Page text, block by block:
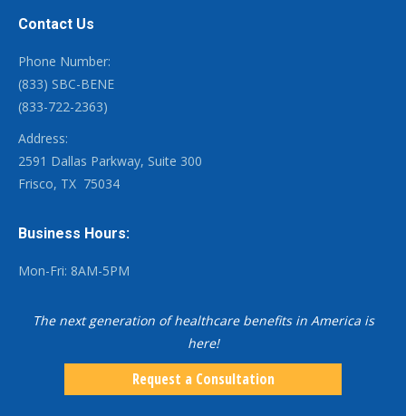
Contact Us
Phone Number:
(833) SBC-BENE
(833-722-2363)
Address:
2591 Dallas Parkway, Suite 300
Frisco, TX 75034
Business Hours:
Mon-Fri: 8AM-5PM
The next generation of healthcare benefits in America is
here!
Request a Consultation